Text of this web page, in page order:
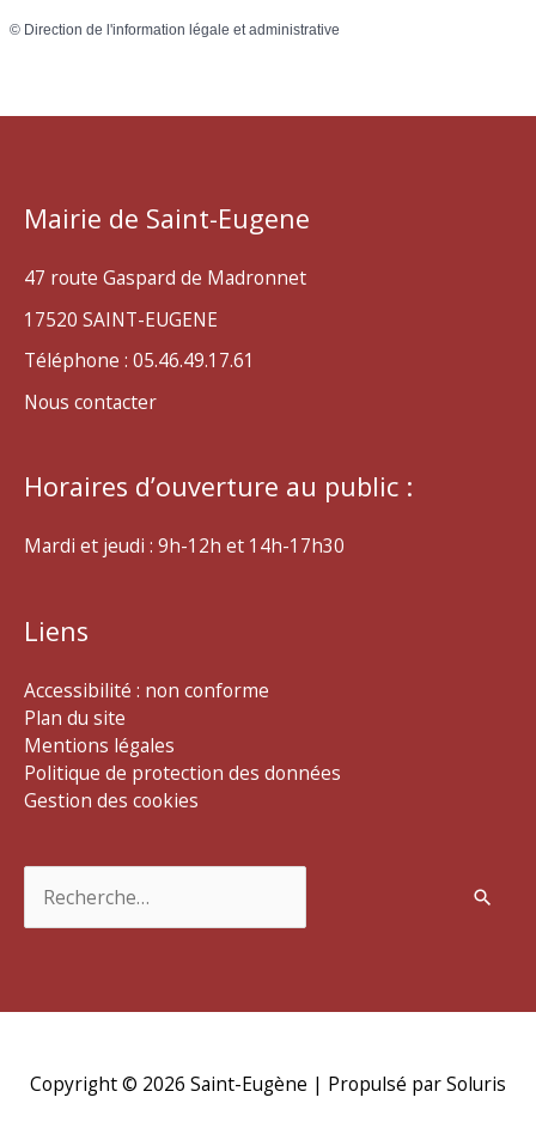
© Direction de l'information légale et administrative
Mairie de Saint-Eugene
47 route Gaspard de Madronnet
17520 SAINT-EUGENE
Téléphone : 05.46.49.17.61
Nous contacter
Horaires d’ouverture au public :
Mardi et jeudi : 9h-12h et 14h-17h30
Liens
Accessibilité : non conforme
Plan du site
Mentions légales
Politique de protection des données
Gestion des cookies
Copyright © 2026 Saint-Eugène | Propulsé par Soluris